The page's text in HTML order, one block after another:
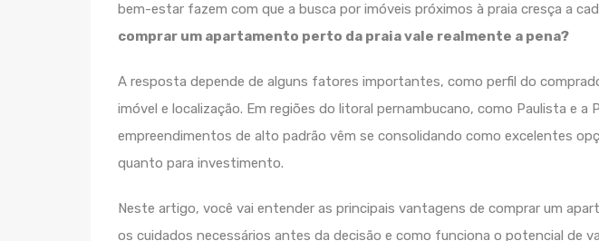
bem-estar fazem com que a busca por imóveis próximos à praia cresça a
comprar um apartamento perto da praia vale realmente a pena?
A resposta depende de alguns fatores importantes, como perfil do
imóvel e localização. Em regiões do litoral pernambucano, como Paulista e a
empreendimentos de alto padrão vêm se consolidando como excelentes
quanto para investimento.
Neste artigo, você vai entender as principais vantagens de comprar um
os cuidados necessários antes da decisão e como funciona o potencial de